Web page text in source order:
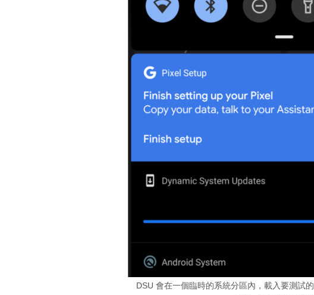
DSU 會在一個臨時的系統分區內，載入要測試